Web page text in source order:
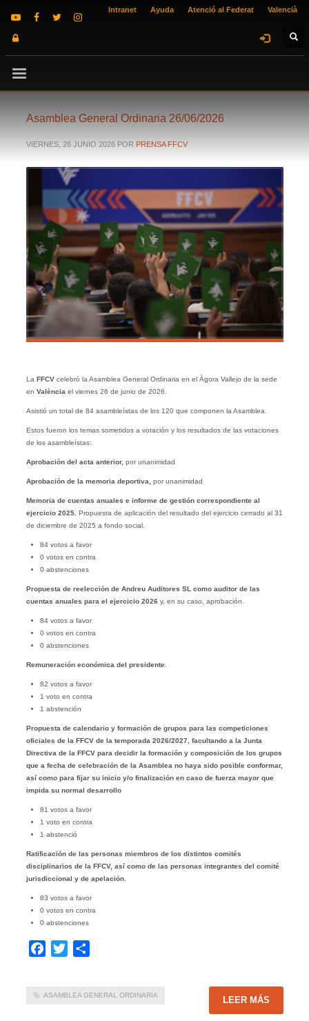
Intranet Ayuda Atenció al Federat Valencià
Asamblea General Ordinaria 26/06/2026
VIERNES, 26 JUNIO 2026 POR PRENSA FFCV
La FFCVcelebró la Asamblea General Ordinaria en el Àgora Vallejo de la sede
en València el viernes 26 de junio de 2026.
Asistió un total de 84 asambleístas de los 120 que componen la Asamblea.
Estos fueron los temas sometidos a votación y los resultados de las votaciones
de los asambleístas:
Aprobación del acta anterior, por unanimidad
Aprobación de la memoria deportiva, por unanimidad
Memoria de cuentas anuales e informe de gestión correspondiente al
ejercicio 2025. Propuesta de aplicación del resultado del ejercicio cerrado al 31
de diciembre de 2025 a fondo social.
84 votos a favor
0 votos en contra
0 abstenciones
Propuesta de reelección de Andreu Auditores SL como auditor de las
cuentas anuales para el ejercicio 2026 y, en su caso, aprobación.
84 votos a favor
0 votos en contra
0 abstenciones
Remuneración económica del presidente.
82 votos a favor
1 voto en contra
1 abstención
Propuesta de calendario y formación de grupos para las competiciones
oficiales de la FFCV de la temporada 2026/2027, facultando a la Junta
Directiva de la FFCV para decidir la formación y composición de los grupos
que a fecha de celebración de la Asamblea no haya sido posible conformar,
así como para fijar su inicio y/o finalización en caso de fuerza mayor que
impida su normal desarrollo
81 votos a favor
1 voto en contra
1 abstenció
Ratificación de las personas miembros de los distintos comités
disciplinarios de la FFCV, así como de las personas integrantes del comité
jurisdiccional y de apelación.
83 votos a favor
0 votos en contra
0 abstenciones
Facebook
Twitter
ASAMBLEA GENERAL ORDINARIA LEER MÁS